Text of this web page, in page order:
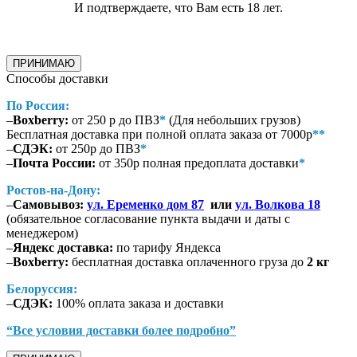
И подтверждаете, что Вам есть 18 лет.
ПРИНИМАЮ
Способы доставки
По Россия:
–Boxberry: от 250 р до ПВЗ* (Для небольших грузов)
Бесплатная доставка при полной оплата заказа от 7000р**
–СДЭК: от 250р до ПВЗ*
–Почта России: от 350р полная предоплата доставки*
Ростов-на-Дону:
–Самовывоз: ул. Еременко дом 87 или ул. Волкова 18
(обязательное согласование пункта выдачи и даты с
менеджером)
–Яндекс доставка: по тарифу Яндекса
–Boxberry: бесплатная доставка оплаченного груза до 2 кг
Белоруссия:
–СДЭК: 100% оплата заказа и доставки
“Все условия доставки более подробно”